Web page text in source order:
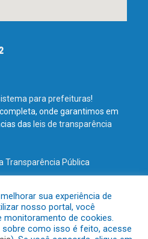
para prefeituras!
completa, onde garantimos em
das leis de transparência
Transparência Pública
Municipal de Terra Santa.
sua experiência de
nosso portal, você
de cookies.
como isso é feito, acesse